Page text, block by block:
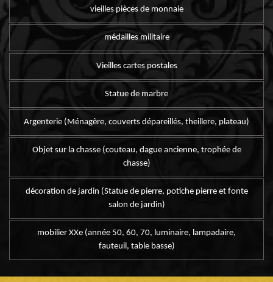
vieilles pièces de monnaie
médailles militaire
Vieilles cartes postales
Statue de marbre
Argenterie (Ménagère, couverts dépareillés, theillere, plateau)
Objet sur la chasse (couteau, dague ancienne, trophée de
chasse)
décoration de jardin (Statue de pierre, potiche pierre et fonte
salon de jardin)
mobilier XXe (année 50, 60, 70, luminaire, lampadaire,
fauteuil, table basse)